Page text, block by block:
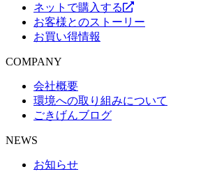
ネットで購入する
お客様とのストーリー
お買い得情報
COMPANY
会社概要
環境への取り組みについて
ごきげんブログ
NEWS
お知らせ